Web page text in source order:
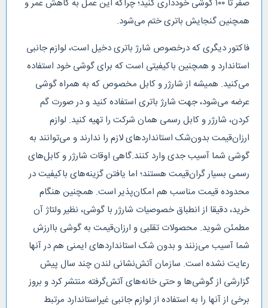
صفر تا ۱۰۰ گوشی خودداری کنید؛ چراکه این عمل به کاهش عمر و
همچنین گنجایش باتری ختم می‌شود.
فاکتور دیگری که درخصوص شارژ باتری دخیل است، لوازم جانبی
استاندارد و همچنین باکیفیتی است که برای گوشی خود استفاده
می‌کنید. همیشه از شارژر و کابل مخصوص که به همراه گوشی
عرضه می‌شود، جهت شارژ باتری استفاده کنید و در صورت گم
کردن، شارژر و کابل رسمی همان شرکت را تهیه کنید. لوازم
ارزان‌قیمت بدون‌شک استانداردهای لازم را ندارند و می‌توانند به
گوشی شما آسیب جدی وارد کنند.گاهی اوقات شارژر و کابل‌های
رسمی بسیار گران‌قیمت هستند؛ اما یافتن گزینه‌های باکیفیت در
محدوده قیمت مناسب هم امکان‌پذیر است. همچنین هنگام
خرید، دقیقا از انطباق خصوصیات شارژر با گوشی، نظیر ولتاژ آن
مطمئن شوید. محصولات تقلبی و ارزان‌قیمت به گوشی باارزش
شما آسیب‌ می‌زنند و بدون شک استانداردهای ایمنی هم در آنها
رعایت نشده است. سازمان آتش‌نشانی لندن چند سال پیش
گزارشی از گوشی‌ها و حتی خانه‌های آتش‌گرفته منتشر کرد و بروز
برخی از آنها را به استفاده از لوازم جانبی غیراستاندارد مرتبط